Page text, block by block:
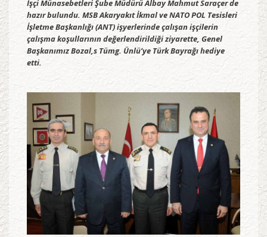
İşçi Münasebetleri Şube Müdürü Albay Mahmut Saraçer de
hazır bulundu. MSB Akaryakıt İkmal ve NATO POL Tesisleri
İşletme Başkanlığı (ANT) işyerlerinde çalışan işçilerin
çalışma koşullarının değerlendirildiği ziyarette, Genel
Başkanımız Bozal,s Tümg. Ünlü’ye Türk Bayrağı hediye
etti.